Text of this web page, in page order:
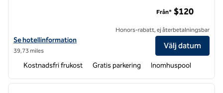
Visa hotelluppgifter för Hampton Inn & Suites Pittsburgh Airport
Se hotellinformation
39,73 miles
Från* $120
Honors-rabatt, ej återbetalningsbar
Välj datum
Kostnadsfri frukost Gratis parkering Inomhuspool
1 av 12
nästa